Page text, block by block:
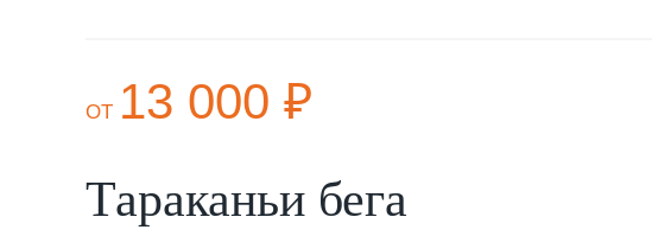
ОТ 13 000 ₽
Тараканьи бега